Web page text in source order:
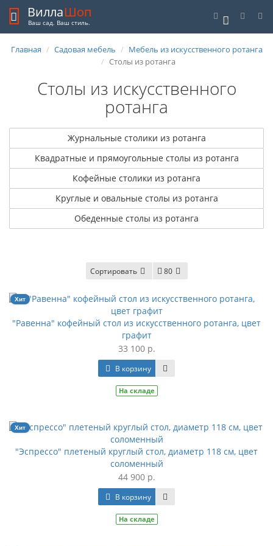
0
ВиллаШоп
Ваш сад. Ваш стиль.
Главная Садовая мебель
Мебель из искусственного ротанга
Столы из ротанга
Столы из искусственного
ротанга
Журнальные столики из ротанга
Квадратные и прямоугольные столы из ротанга
Кофейные столики из ротанга
Круглые и овальные столы из ротанга
Обеденные столы из ротанга
Сортировать 80
Хит
"Равенна" кофейный стол из искусственного ротанга, цвет
графит
33 100 р.
В корзину
На складе
Хит
"Эспрессо" плетеный круглый стол, диаметр 118 см, цвет
соломенный
44 900 р.
В корзину
На складе